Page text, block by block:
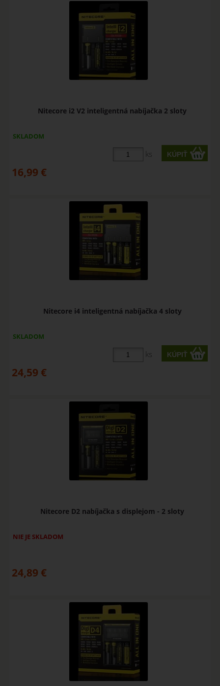
Nitecore i2 V2 inteligentná nabíjačka 2 sloty
SKLADOM
ks
16,99 €
Nitecore i4 inteligentná nabíjačka 4 sloty
SKLADOM
ks
24,59 €
Nitecore D2 nabíjačka s displejom - 2 sloty
NIE JE SKLADOM
24,89 €